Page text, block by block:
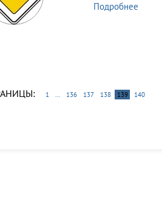
Подробнее
1 ... 136 137 138 139 140